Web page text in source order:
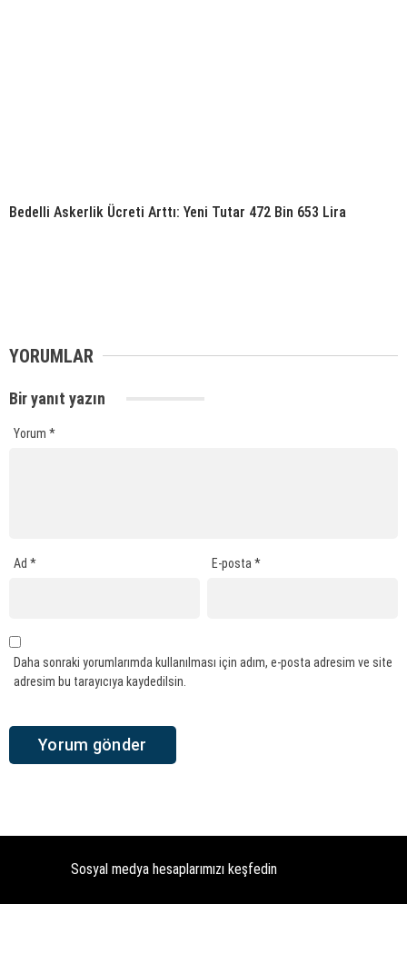
Bedelli Askerlik Ücreti Arttı: Yeni Tutar 472 Bin 653 Lira
YORUMLAR
Bir yanıt yazın
Yorum *
Ad * E-posta*
Daha sonraki yorumlarımda kullanılması için adım, e-posta adresim ve site
adresim bu tarayıcıya kaydedilsin.
Sosyal medya hesaplarımızı keşfedin